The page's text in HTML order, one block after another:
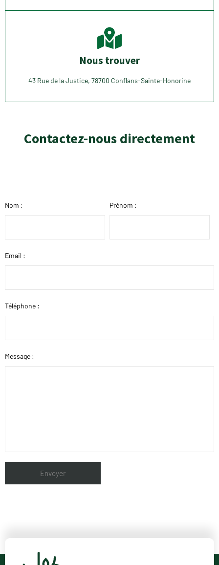
Nous trouver
43 Rue de la Justice, 78700 Conflans-Sainte-Honorine
Contactez-nous directement
Nom : Prénom :
Email :
Téléphone :
Message :